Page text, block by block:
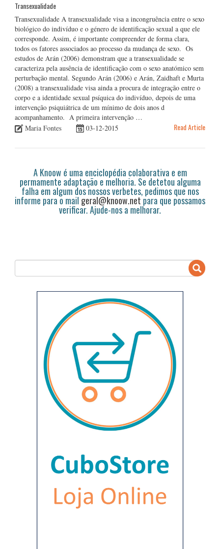
Transexualidade
Transexualidade A transexualidade visa a incongruência entre o sexo
biológico do indivíduo e o género de identificação sexual a que ele
corresponde. Assim, é importante compreender de forma clara,
todos os fatores associados ao processo da mudança de sexo. Os
estudos de Arán (2006) demonstram que a transexualidade se
caracteriza pela ausência de identificação com o sexo anatómico sem
perturbação mental. Segundo Arán (2006) e Arán, Zaidhaft e Murta
(2008) a transexualidade visa ainda a procura de integração entre o
corpo e a identidade sexual psíquica do indivíduo, depois de uma
intervenção psiquiátrica de um mínimo de dois anos d
acompanhamento. A primeira intervenção …
Maria Fontes
03-12-2015 Read Article
A Knoow é uma enciclopédia colaborativa e em
permamente adaptação e melhoria. Se detetou alguma
falha em algum dos nossos verbetes, pedimos que nos
informe para o mail geral@knoow.netpara que possamos
verificar. Ajude-nos a melhorar.